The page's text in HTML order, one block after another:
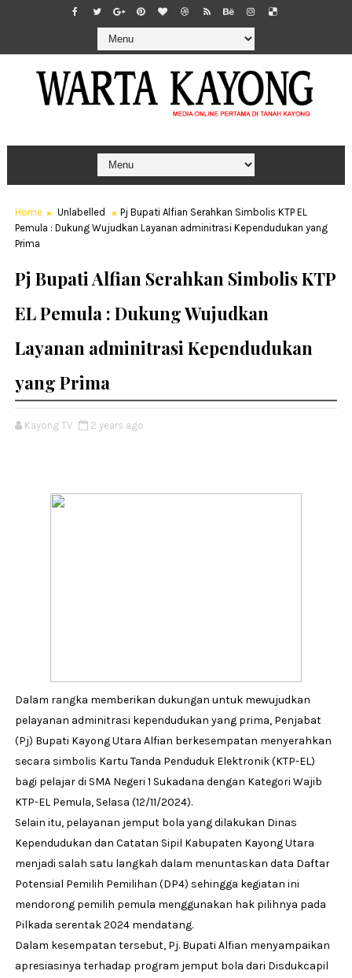
Home Unlabelled
Pj Bupati Alfian Serahkan Simbolis KTP EL
Pemula : Dukung Wujudkan Layanan adminitrasi Kependudukan yang
Prima
Pj Bupati Alfian Serahkan Simbolis KTP
EL Pemula : Dukung Wujudkan
Layanan adminitrasi Kependudukan
yang Prima
Kayong TV 2 years ago
Dalam rangka memberikan dukungan untuk mewujudkan
pelayanan adminitrasi kependudukan yang prima, Penjabat
(Pj) Bupati Kayong Utara Alfian berkesempatan menyerahkan
secara simbolis Kartu Tanda Penduduk Elektronik (KTP-EL)
bagi pelajar di SMA Negeri 1 Sukadana dengan Kategori Wajib
KTP-EL Pemula, Selasa (12/11/2024).
Selain itu, pelayanan jemput bola yang dilakukan Dinas
Kependudukan dan Catatan Sipil Kabupaten Kayong Utara
menjadi salah satu langkah dalam menuntaskan data Daftar
Potensial Pemilih Pemilihan (DP4) sehingga kegiatan ini
mendorong pemilih pemula menggunakan hak pilihnya pada
Pilkada serentak 2024 mendatang.
Dalam kesempatan tersebut, Pj. Bupati Alfian menyampaikan
apresiasinya terhadap program jemput bola dari Disdukcapil